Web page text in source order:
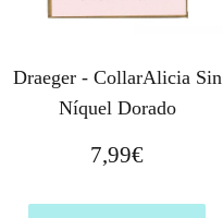
Draeger - CollarAlicia Sin
Níquel Dorado
7,99€